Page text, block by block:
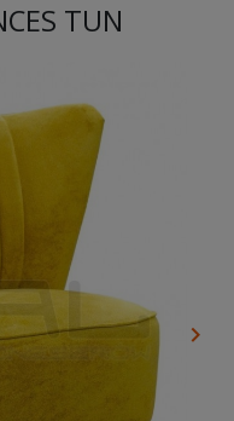
TUN
keyboard_arrow_right